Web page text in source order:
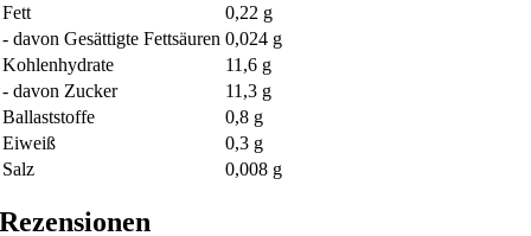
Fett
0,22 g
- davon Gesättigte Fettsäuren 0,024 g
Kohlenhydrate
11,6 g
- davon Zucker
11,3 g
Ballaststoffe
0,8 g
Eiweiß
0,3 g
Salz
0,008 g
Rezensionen